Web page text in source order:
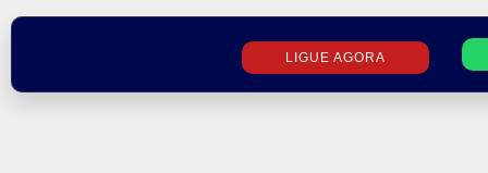
LIGUE AGORA